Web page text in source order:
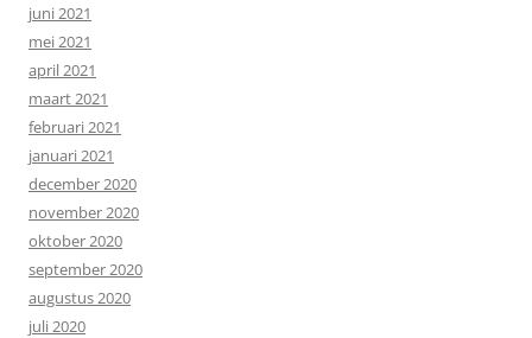
juni 2021
mei 2021
april 2021
maart 2021
februari 2021
januari 2021
december 2020
november 2020
oktober 2020
september 2020
augustus 2020
juli 2020